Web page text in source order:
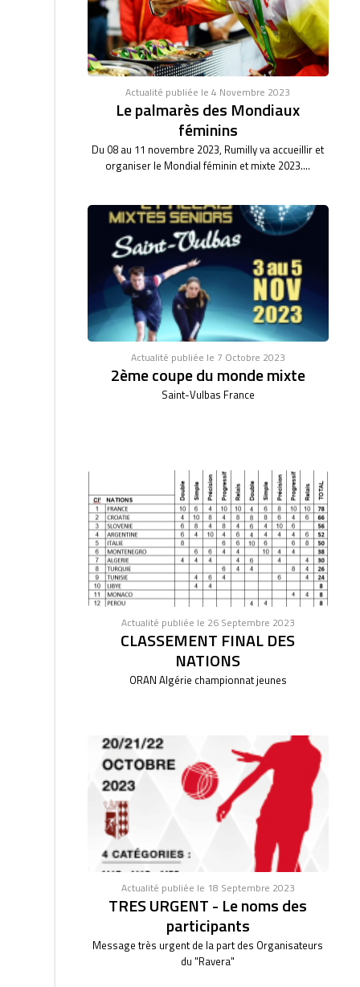
Actualité publiée le 4 Novembre 2023
Le palmarès des Mondiaux
féminins
Du 08 au 11 novembre 2023, Rumilly va accueillir et
organiser le Mondial féminin et mixte 2023....
Actualité publiée le 7 Octobre 2023
2ème coupe du monde mixte
Saint-Vulbas France
Actualité publiée le 26 Septembre 2023
CLASSEMENT FINAL DES
NATIONS
ORAN Algérie championnat jeunes
Actualité publiée le 18 Septembre 2023
TRES URGENT - Le noms des
participants
Message très urgent de la part des Organisateurs
du "Ravera"